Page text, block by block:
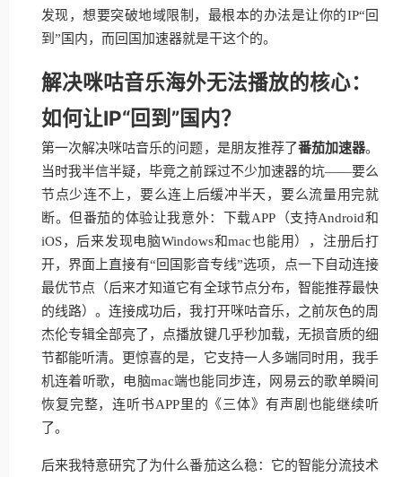
发现，想要突破地域限制，最根本的办法是让你的IP“回
到”国内，而回国加速器就是干这个的。
解决咪咕音乐海外无法播放的核心：
如何让IP“回到”国内？
第一次解决咪咕音乐的问题，是朋友推荐了番茄加速器。
当时我半信半疑，毕竟之前踩过不少加速器的坑——要么
节点少连不上，要么连上后缓冲半天，要么流量用完就
断。但番茄的体验让我意外：下载APP（支持Android和
iOS，后来发现电脑Windows和mac也能用），注册后打
开，界面上直接有“回国影音专线”选项，点一下自动连接
最优节点（后来才知道它有全球节点分布，智能推荐最快
的线路）。连接成功后，我打开咪咕音乐，之前灰色的周
杰伦专辑全部亮了，点播放键几乎秒加载，无损音质的细
节都能听清。更惊喜的是，它支持一人多端同时用，我手
机连着听歌，电脑mac端也能同步连，网易云的歌单瞬间
恢复完整，连听书APP里的《三体》有声剧也能继续听
了。
后来我特意研究了为什么番茄这么稳：它的智能分流技术